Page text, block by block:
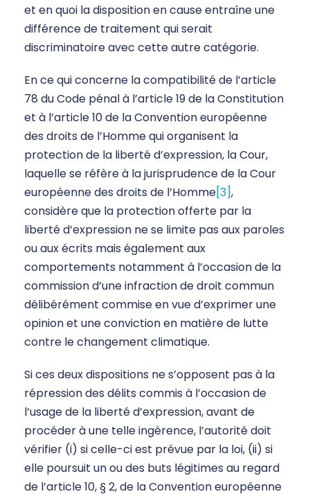
et en quoi la disposition en cause entraîne une
différence de traitement qui serait
discriminatoire avec cette autre catégorie.
En ce qui concerne la compatibilité de l’article
78 du Code pénal à l’article 19 de la Constitution
et à l’article 10 de la Convention européenne
des droits de l’Homme qui organisent la
protection de la liberté d’expression, la Cour,
laquelle se réfère à la jurisprudence de la Cour
européenne des droits de l’Homme[3],
considère que la protection offerte par la
liberté d’expression ne se limite pas aux paroles
ou aux écrits mais également aux
comportements notamment à l’occasion de la
commission d’une infraction de droit commun
délibérément commise en vue d’exprimer une
opinion et une conviction en matière de lutte
contre le changement climatique.
Si ces deux dispositions ne s’opposent pas à la
répression des délits commis à l’occasion de
l’usage de la liberté d’expression, avant de
procéder à une telle ingérence, l’autorité doit
vérifier (i) si celle-ci est prévue par la loi, (ii) si
elle poursuit un ou des buts légitimes au regard
de l’article 10, § 2, de la Convention européenne